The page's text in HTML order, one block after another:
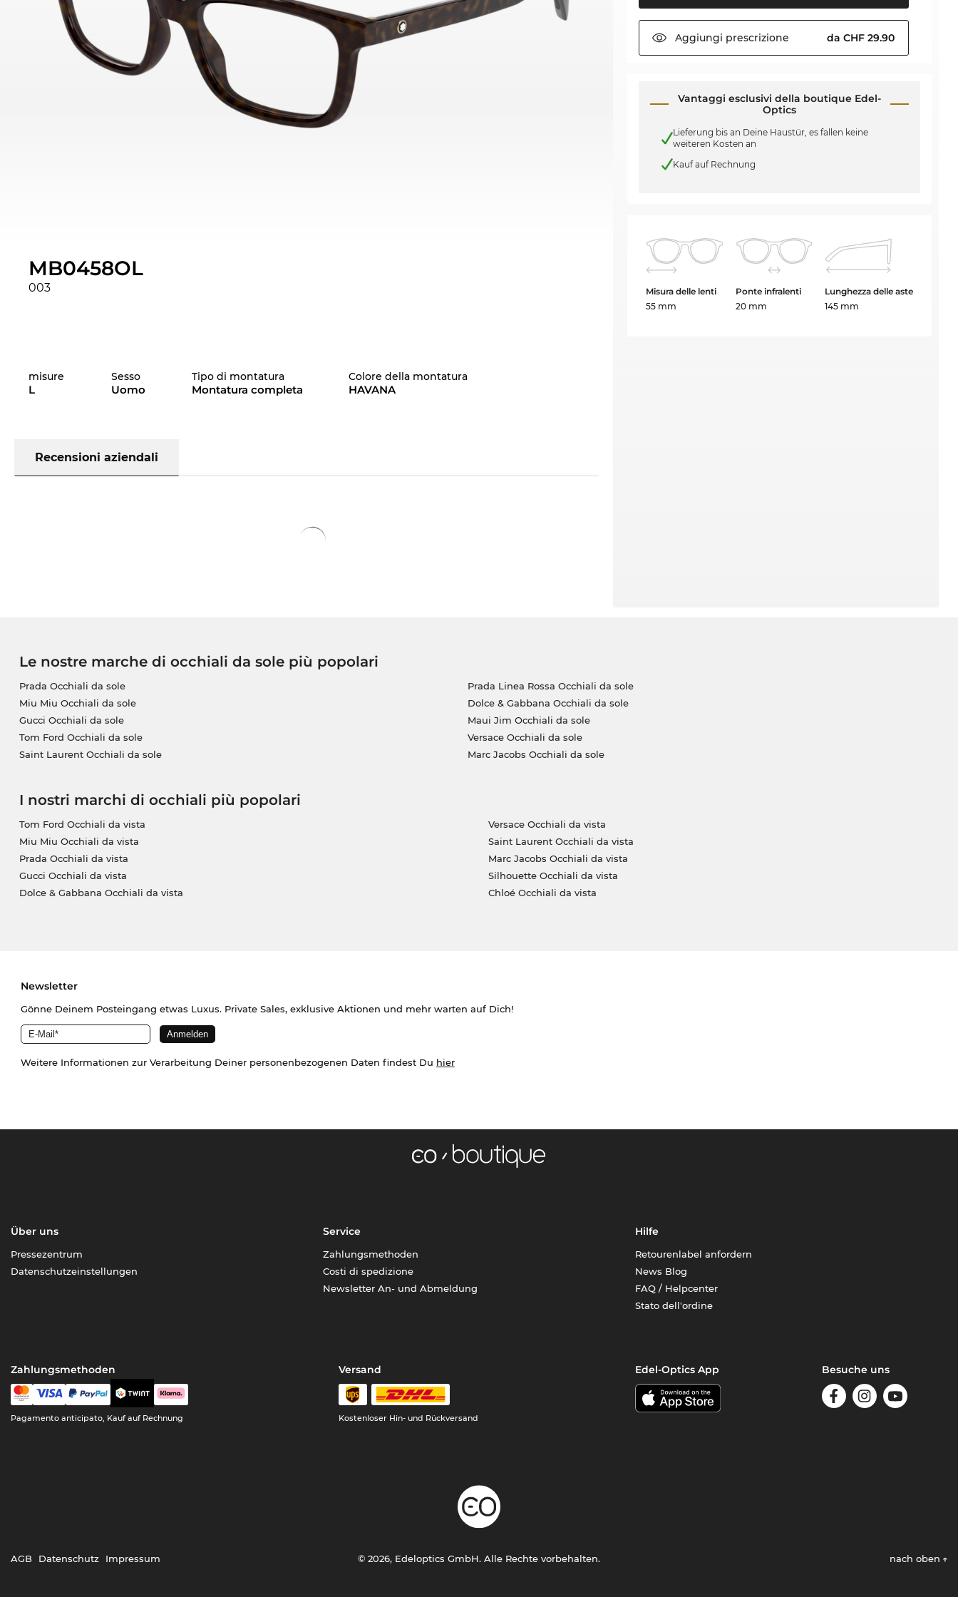
MB0458OL
003
misure
L
Sesso
Uomo
Tipo di montatura
Montatura completa
Colore della montatura
HAVANA
Recensioni aziendali
Aggiungi prescrizione da CHF 29.90
Vantaggi esclusivi della boutique Edel-
Optics
Lieferung bis an Deine Haustür, es fallen keine
weiteren Kosten an
Kauf auf Rechnung
Misura delle lenti
55 mm
Ponte infralenti
20 mm
Lunghezza delle aste
145 mm
Le nostre marche di occhiali da sole più popolari
Prada Occhiali da sole
Miu Miu Occhiali da sole
Gucci Occhiali da sole
Tom Ford Occhiali da sole
Saint Laurent Occhiali da sole
Prada Linea Rossa Occhiali da sole
Dolce & Gabbana Occhiali da sole
Maui Jim Occhiali da sole
Versace Occhiali da sole
Marc Jacobs Occhiali da sole
I nostri marchi di occhiali più popolari
Tom Ford Occhiali da vista
Miu Miu Occhiali da vista
Prada Occhiali da vista
Gucci Occhiali da vista
Dolce & Gabbana Occhiali da vista
Versace Occhiali da vista
Saint Laurent Occhiali da vista
Marc Jacobs Occhiali da vista
Silhouette Occhiali da vista
Chloé Occhiali da vista
Newsletter
Gönne Deinem Posteingang etwas Luxus. Private Sales, exklusive Aktionen und mehr warten auf Dich!
Weitere Informationen zur Verarbeitung Deiner personenbezogenen Daten findest Du hier
Über uns
Pressezentrum
Datenschutzeinstellungen
Service
Zahlungsmethoden
Costi di spedizione
Newsletter An- und Abmeldung
Hilfe
Retourenlabel anfordern
News Blog
FAQ / Helpcenter
Stato dell'ordine
Zahlungsmethoden
Pagamento anticipato, Kauf auf Rechnung
Versand
Kostenloser Hin- und Rückversand
Edel-Optics App Besuche uns
AGB Datenschutz Impressum © 2026, Edeloptics GmbH. Alle Rechte vorbehalten. nach oben